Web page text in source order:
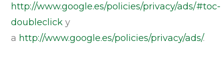
http://www.google.es/policies/privacy/ads/#toc-
doubleclick y
a http://www.google.es/policies/privacy/ads/.